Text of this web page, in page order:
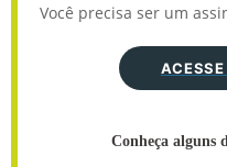
Você precisa ser um
Conheça alguns